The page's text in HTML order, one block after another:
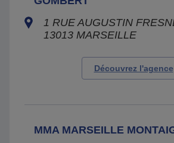
1 RUE AUGUSTIN
13013 MARSEILLE
Découvrez l'agence
MMA MARSEILLE